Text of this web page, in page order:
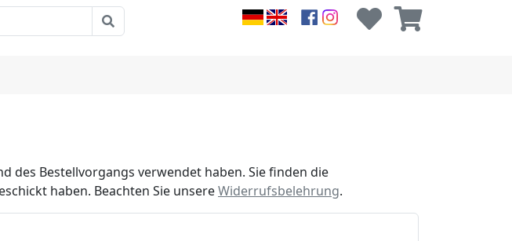
des Bestellvorgangs verwendet haben. Sie finden die
haben. Beachten Sie unsereWiderrufsbelehrung.